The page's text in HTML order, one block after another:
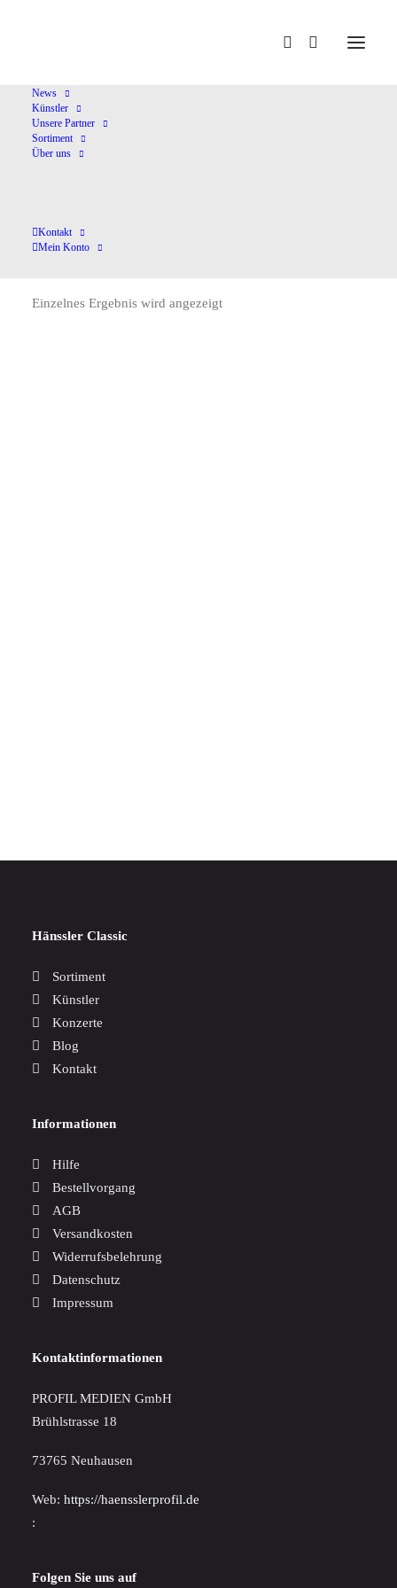
News
Künstler
Unsere Partner
Sortiment
Über uns
Kontakt
Mein Konto
Melchert,H.
Einzelnes Ergebnis wird angezeigt
Hänssler Classic
Sortiment
Künstler
Konzerte
Blog
Kontakt
Informationen
Hilfe
Bestellvorgang
AGB
Versandkosten
Widerrufsbelehrung
Datenschutz
Impressum
Kontaktinformationen
PROFIL MEDIEN GmbH
Brühlstrasse 18
73765 Neuhausen
Web: https://haensslerprofil.de
:
Folgen Sie uns auf